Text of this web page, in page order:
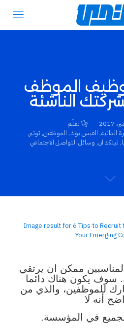
الموظف
الناشئة
تعلّم
الذاتية, الفيس بوك, الموظفين, توتير,
, لينكد ان, وسائل التواصل الاجتماعي
ممكن ان يرتقي
سوف يكون هناك دائما
للموظفين، والذي من
أنه لا
في المؤسسة.